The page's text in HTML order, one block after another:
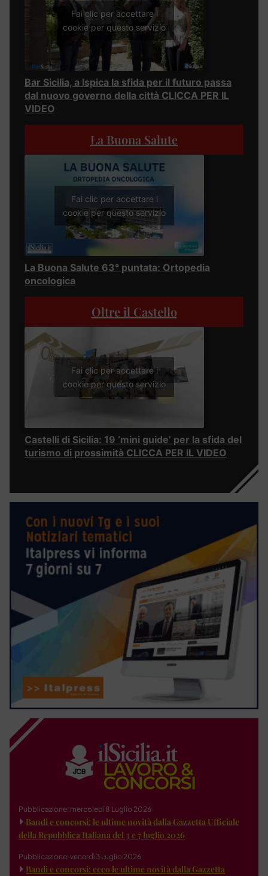
Fai clic per accettare i
cookie per questo servizio
Bar Sicilia, a Ispica la sfida per il futuro passa
dal nuovo governo della città CLICCA PER IL
VIDEO
La Buona Salute
Fai clic per accettare i
cookie per questo servizio
La Buona Salute 63° puntata: Ortopedia
oncologica
Oltre il Castello
Fai clic per accettare i
cookie per questo servizio
Castelli di Sicilia: 19 ‘mini guide’ per la sfida del
turismo di prossimità CLICCA PER IL VIDEO
Pubblicazione: mercoledì 8 Luglio 2026
Bandi e concorsi: le ultime novità dalla Gazzetta Ufficiale
della Repubblica Italiana del 3 e 7 luglio 2026
Pubblicazione: venerdì 3 Luglio 2026
Bandi e concorsi: ecco le ultime novità dalla Gazzetta